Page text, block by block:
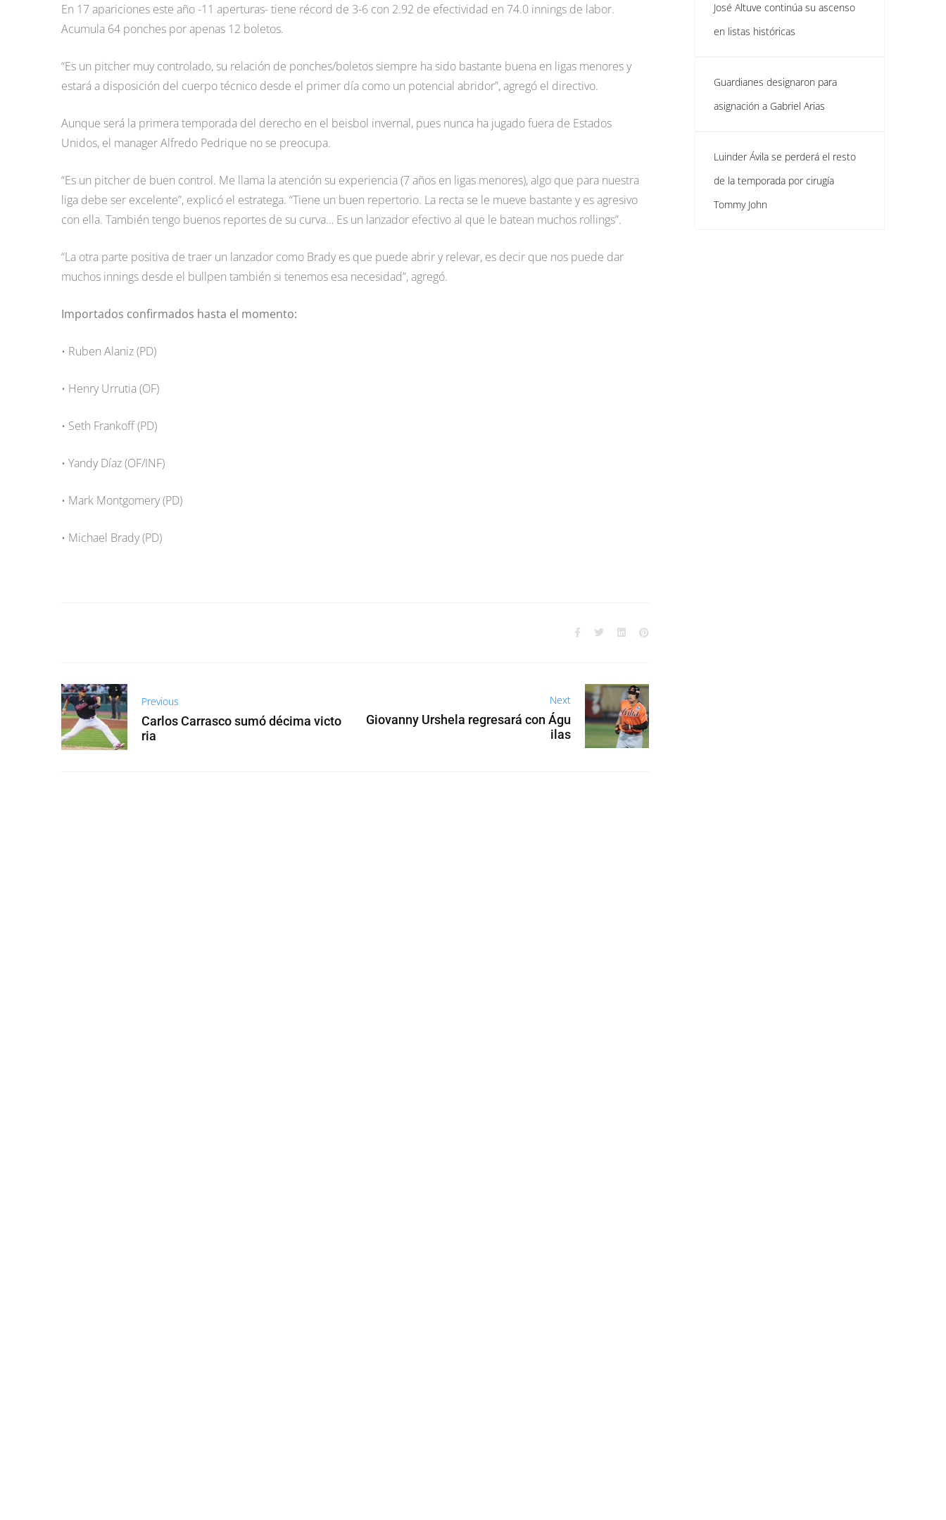
En 17 apariciones este año -11 aperturas- tiene récord de 3-6 con 2.92 de efectividad en 74.0 innings de labor.
Acumula 64 ponches por apenas 12 boletos.
“Es un pitcher muy controlado, su relación de ponches/boletos siempre ha sido bastante buena en ligas menores y
estará a disposición del cuerpo técnico desde el primer día como un potencial abridor”, agregó el directivo.
Aunque será la primera temporada del derecho en el beisbol invernal, pues nunca ha jugado fuera de Estados
Unidos, el manager Alfredo Pedrique no se preocupa.
“Es un pitcher de buen control. Me llama la atención su experiencia (7 años en ligas menores), algo que para nuestra
liga debe ser excelente”, explicó el estratega. “Tiene un buen repertorio. La recta se le mueve bastante y es agresivo
con ella. También tengo buenos reportes de su curva… Es un lanzador efectivo al que le batean muchos rollings”.
“La otra parte positiva de traer un lanzador como Brady es que puede abrir y relevar, es decir que nos puede dar
muchos innings desde el bullpen también si tenemos esa necesidad”, agregó.
Importados confirmados hasta el momento:
• Ruben Alaniz (PD)
• Henry Urrutia (OF)
• Seth Frankoff (PD)
• Yandy Díaz (OF/INF)
• Mark Montgomery (PD)
• Michael Brady (PD)
Previous
Carlos Carrasco sumó décima victo
ria
Next
Giovanny Urshela regresará con Águ
ilas
José Altuve continúa su ascenso
en listas históricas
Guardianes designaron para
asignación a Gabriel Arias
Luinder Ávila se perderá el resto
de la temporada por cirugía
Tommy John